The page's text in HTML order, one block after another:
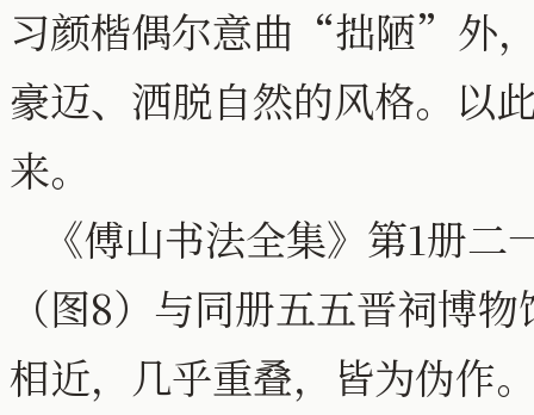
习颜楷偶尔意曲“拙陋”外
豪迈、洒脱自然的风格。以
来。
《傅山书法全集》第1册
（图8）与同册五五晋祠博
相近，几乎重叠，皆为伪